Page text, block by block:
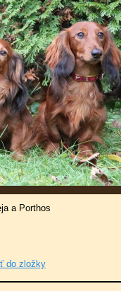
a Porthos
do zložky